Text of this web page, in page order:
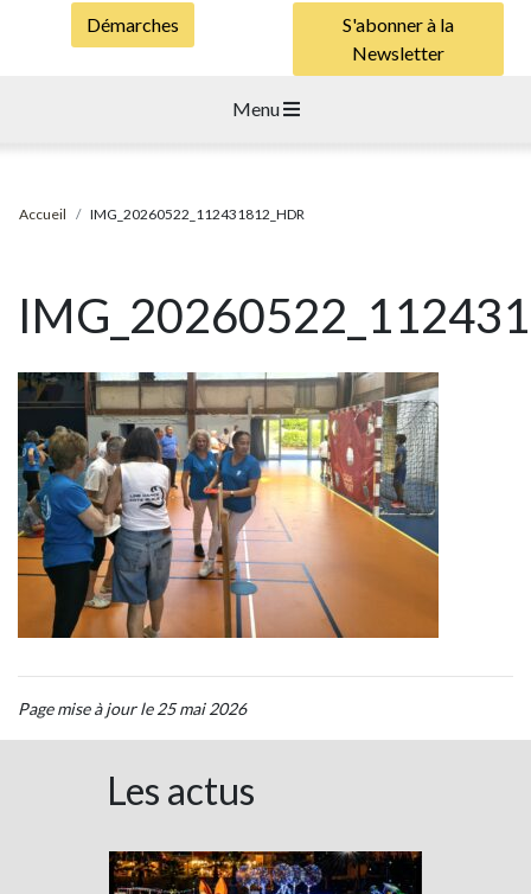
Démarches
S'abonner à la
Newsletter
Menu
Accueil IMG_20260522_112431812_HDR
Page mise à jour le 25 mai 2026
Les actus